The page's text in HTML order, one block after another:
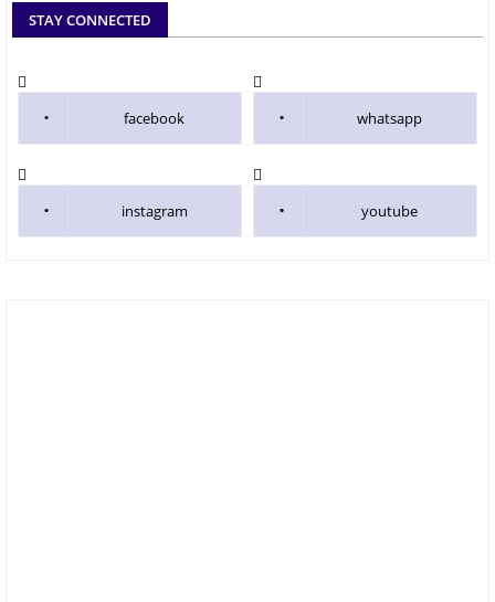
STAY CONNECTED
facebook whatsapp
instagram youtube